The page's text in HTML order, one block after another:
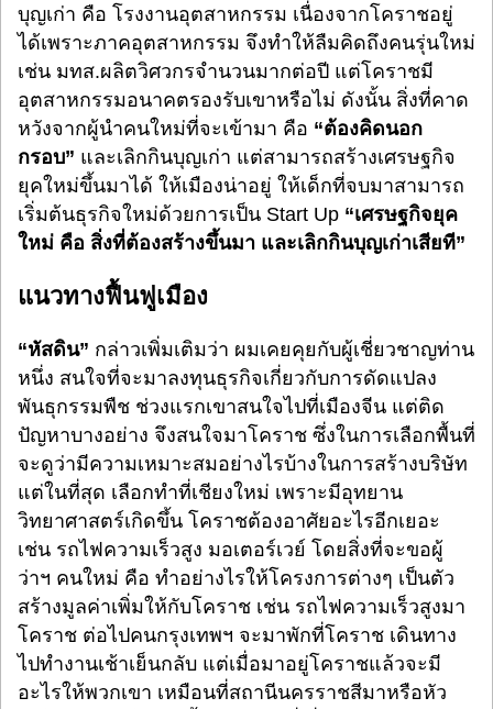
บุญเก่า คือ โรงงานอุตสาหกรรม เนื่องจากโคราชอยู่
ได้เพราะภาคอุตสาหกรรม จึงทำให้ลืมคิดถึงคนรุ่นใหม่
เช่น มทส.ผลิตวิศวกรจำนวนมากต่อปี แต่โคราชมี
อุตสาหกรรมอนาคตรองรับเขาหรือไม่ ดังนั้น สิ่งที่คาด
หวังจากผู้นำคนใหม่ที่จะเข้ามา คือ “ต้องคิดนอก
กรอบ” และเลิกกินบุญเก่า แต่สามารถสร้างเศรษฐกิจ
ยุคใหม่ขึ้นมาได้ ให้เมืองน่าอยู่ ให้เด็กที่จบมาสามารถ
เริ่มต้นธุรกิจใหม่ด้วยการเป็น Start Up “เศรษฐกิจยุค
ใหม่ คือ สิ่งที่ต้องสร้างขึ้นมา และเลิกกินบุญเก่าเสียที”
แนวทางฟื้นฟูเมือง
“หัสดิน” กล่าวเพิ่มเติมว่า ผมเคยคุยกับผู้เชี่ยวชาญท่าน
หนึ่ง สนใจที่จะมาลงทุนธุรกิจเกี่ยวกับการดัดแปลง
พันธุกรรมพืช ช่วงแรกเขาสนใจไปที่เมืองจีน แต่ติด
ปัญหาบางอย่าง จึงสนใจมาโคราช ซึ่งในการเลือกพื้นที่
จะดูว่ามีความเหมาะสมอย่างไรบ้างในการสร้างบริษัท
แต่ในที่สุด เลือกทำที่เชียงใหม่ เพราะมีอุทยาน
วิทยาศาสตร์เกิดขึ้น โคราชต้องอาศัยอะไรอีกเยอะ
เช่น รถไฟความเร็วสูง มอเตอร์เวย์ โดยสิ่งที่จะขอผู้
ว่าฯ คนใหม่ คือ ทำอย่างไรให้โครงการต่างๆ เป็นตัว
สร้างมูลค่าเพิ่มให้กับโคราช เช่น รถไฟความเร็วสูงมา
โคราช ต่อไปคนกรุงเทพฯ จะมาพักที่โคราช เดินทาง
ไปทำงานเช้าเย็นกลับ แต่เมื่อมาอยู่โคราชแล้วจะมี
อะไรให้พวกเขา เหมือนที่สถานีนครราชสีมาหรือหัว